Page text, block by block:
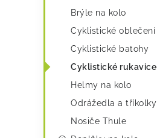
Brýle na kolo
Cyklistické oblečení
Cyklistické batohy
Cyklistické rukavice
Helmy na kolo
Odrážedla a tříkolky
Nosiče Thule